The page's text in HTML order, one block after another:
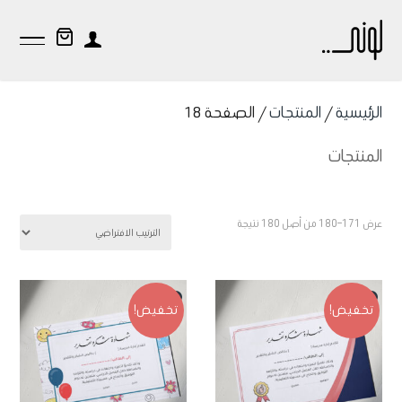
الرئيسية/ المنتجات/ الصفحة 18
المنتجات
عرض 171–180 من أصل 180 نتيجة
تخفيض! تخفيض!